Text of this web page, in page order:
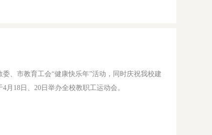
、市教育工会“健康快乐年”活动，同时庆祝我校建
月18日、20日举办全校教职工运动会。